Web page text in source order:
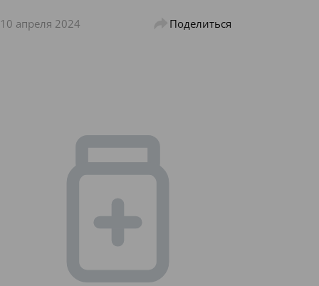
10 апреля 2024 Поделиться